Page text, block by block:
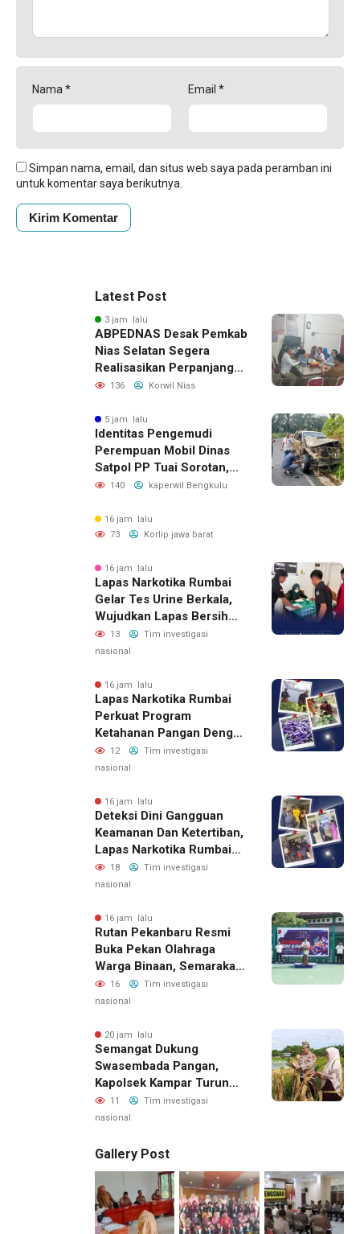
Nama * Email *
Simpan nama, email, dan situs web saya pada peramban ini
untuk komentar saya berikutnya.
Latest Post
3 jam lalu
ABPEDNAS Desak Pemkab
Nias Selatan Segera
Realisasikan Perpanjangan
Masa Jabatan BPD, Soroti
Kesejahteraan Anggota
136 Korwil Nias
5 jam lalu
Identitas Pengemudi
Perempuan Mobil Dinas
Satpol PP Tuai Sorotan,
Publik Pertanyakan Izin
140 kaperwil Bengkulu
16 jam lalu
73
Korlip jawa barat
16 jam lalu
Lapas Narkotika Rumbai
Gelar Tes Urine Berkala,
Wujudkan Lapas Bersih
Dari Narkoba
13
Tim investigasi
nasional
16 jam lalu
Lapas Narkotika Rumbai
Perkuat Program
Ketahanan Pangan Dengan
Memanen Terong
12
Tim investigasi
nasional
16 jam lalu
Deteksi Dini Gangguan
Keamanan Dan Ketertiban,
Lapas Narkotika Rumbai
Gelar Razia Rutin Blok
Hunian
18
Tim investigasi
nasional
16 jam lalu
Rutan Pekanbaru Resmi
Buka Pekan Olahraga
Warga Binaan, Semarakan
HUT RI Ke-81
16
Tim investigasi
nasional
20 jam lalu
Semangat Dukung
Swasembada Pangan,
Kapolsek Kampar Turun
Langsung Panen Jagung
Di Sendayan
11
Tim investigasi
nasional
Gallery Post